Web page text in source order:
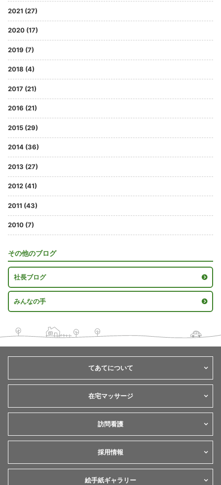
2021 (27)
2020 (17)
2019 (7)
2018 (4)
2017 (21)
2016 (21)
2015 (29)
2014 (36)
2013 (27)
2012 (41)
2011 (43)
2010 (7)
その他のブログ
社長ブログ
みんなの手
てあてについて
在宅マッサージ
訪問看護
採用情報
絵手紙ギャラリー